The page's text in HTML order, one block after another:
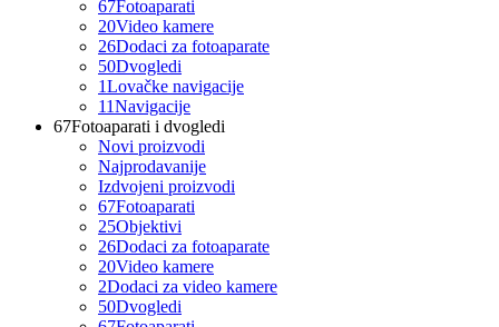
67Fotoaparati
20Video kamere
26Dodaci za fotoaparate
50Dvogledi
1Lovačke navigacije
11Navigacije
67Fotoaparati i dvogledi
Novi proizvodi
Najprodavanije
Izdvojeni proizvodi
67Fotoaparati
25Objektivi
26Dodaci za fotoaparate
20Video kamere
2Dodaci za video kamere
50Dvogledi